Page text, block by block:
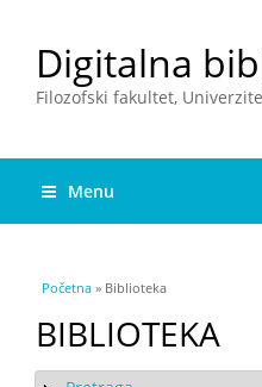
Digitalna
Filozofski fakultet,
Menu
You are here
Početna » Biblioteka
BIBLIOTEKA